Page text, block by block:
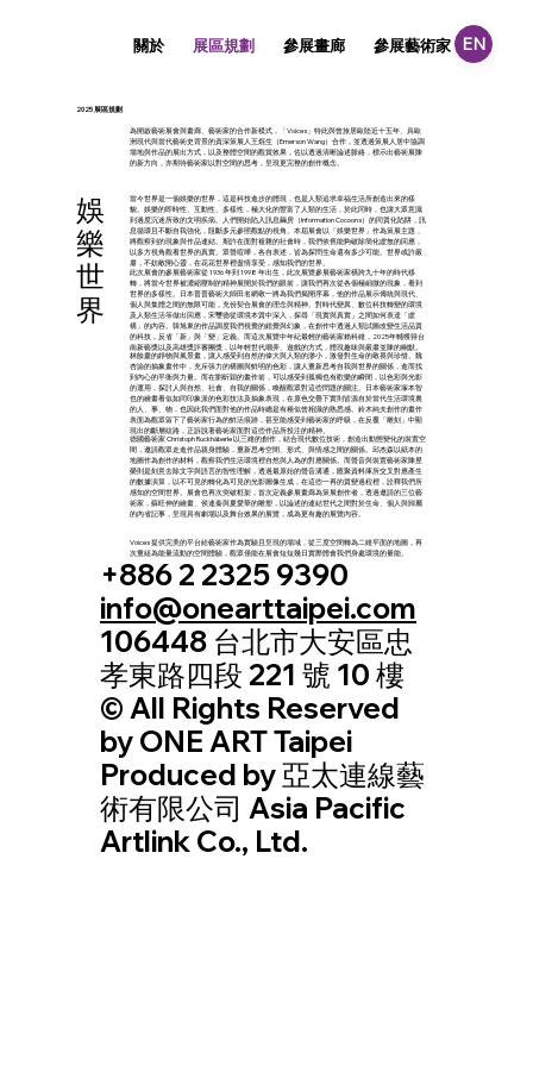
關於 展區規劃 參展畫廊 參展藝術家 藝術導
EN
2025 展區規劃
為開啟藝術展會與畫廊、藝術家的合作新模式，「Voices」特此與曾旅居歐陸近十五年、具歐
洲現代與當代藝術史背景的資深策展人王焜生（Emerson Wang）合作，並透過策展人居中協調
場地與作品的展出方式，以及整體空間的觀賞效果，佐以透過清晰論述脈絡，標示出藝術展陳
的新方向，亦期待藝術家以對空間的思考，呈現更完整的創作概念。
​娛
樂
世
界
當今世界是一個娛樂的世界，這是科技進步的體現，也是人類追求幸福生活所創造出來的樣
貌。娛樂的即時性、互動性、多樣性，極大化的豐富了人類的生活，於此同時，也讓大眾意識
到過度沉迷所致的文明疾病。人們開始陷入訊息繭房（Information Cocoons）的同質化陷阱，訊
息循環且不斷自我強化，阻斷多元參照觀點的視角。本屆展會以「娛樂世界」作為策展主題，
將觀察到的現象與作品連結。期許在面對複雜的社會時，我們依舊能夠破除簡化虛無的回應，
以多方視角觀看世界的真實。眾聲喧嘩，各自表述，皆為探問生命還有多少可能。世界或許嚴
肅，不妨敞開心靈，在花花世界裡盡情享受，感知我們的世界。
此次展會的參展藝術家從 1936 年到 1998 年出生，此次展覽參展藝術家橫跨九十年的時代移
轉，將當今世界被濃縮壓制的精神展開於我們的眼前，讓我們再次從各個極細微的現象，看到
世界的多樣性。日本普普藝術大師田名網敬一將為我們揭開序幕，他的作品展示傳統與現代、
個人與集體之間的無限可能，充份契合展會的理念與精神。對時代變異、數位科技轉變的環境
及人類生活等做出回應，宋璽德從環境本質中深入，探尋「現實與真實」之間如何表達「虛
構」的內容。韓旭東的作品調度我們視覺的錯覺與幻象，在創作中透過人類試圖改變生活品質
的科技，反省「新」與「變」定義。而這次展覽中年紀最輕的藝術家賴科維，2025年輔獲得台
南新藝獎以及高雄獎評審團獎，以年輕世代嘲弄、遊戲的方式，體現趣味與嚴肅並陳的幽默。
林餘慶的靜物與風景畫，讓人感受到自然的偉大與人類的渺小，激發對生命的敬畏與珍惜。魏
杏諭的抽象畫作中，充斥張力的構圖與鮮明的色彩，讓人重新思考自我與世界的關係，進而找
到內心的平衡與力量。而在劉昕穎的畫作前，可以感受到孤獨也有歡樂的瞬間，以色彩與光影
的運用，探討人與自然、社會、自我的關係，喚醒觀眾對這些問題的關注。日本藝術家塚本智
也的繪畫看似如同印象派的色彩技法及抽象表現，在原色交疊下實則皆源自於當代生活環境裏
的人、事、物，也因此我們面對他的作品時總是有種似曾相識的熟悉感。鈴木純夫創作的畫作
表面為觀眾留下了藝術家行為的鮮活痕跡，甚至能感受到藝術家的呼吸，在反覆「雕刻」中顯
現出的斷層紋路，正訴說著藝術家面對這些作品所投注的精神。
德國藝術家 Christoph Ruckhäberle 以三維的創作，結合現代數位技術，創造出動態變化的裝置空
間，邀請觀眾走進作品親身體驗，重新思考空間、形式、與情感之間的關係。邱杰森以紙本的
地圖作為創作的材料，觀察我們生活環境裡自然與人為的對應關係。而聲音與裝置藝術家陳昱
榮則是刻意去除文字與語言的智性理解，透過最原始的聲音溝通，匯聚資料庫所交叉對應產生
的數據演算，以不可見的轉化為可見的光影圖像生成，在這些一再的質變過程裡，詮釋我們所
感知的空間世界。展會也再次突破框架，首次定義參展畫廊為策展創作者，透過邀請的三位藝
術家，蘇旺伸的繪畫、侯連秦與夏愛華的雕塑，以論述的連結世代之間對於生命、個人與歸屬
的內省記事，呈現具有劇場以及舞台效果的展覽，成為更有趣的展覽內容。
Voices 提供完美的平台給藝術家作為實驗且呈現的場域，從三度空間轉為二維平面的地圖，再
次重組為能量流動的空間體驗，觀眾僅能在展會短短幾日實際體會我們身處環境的量能。
+886 2 2325 9390
info@onearttaipei.com
106448 台北市大安區忠
孝東路四段 221 號 10 樓
© All Rights Reserved
by ONE ART Taipei
Produced by 亞太連線藝
術有限公司 Asia Pacific
Artlink Co., Ltd.